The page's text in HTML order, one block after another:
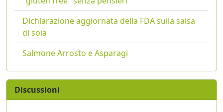
Dichiarazione aggiornata della FDA sulla salsa
di soia
Salmone Arrosto e Asparagi
Discussioni